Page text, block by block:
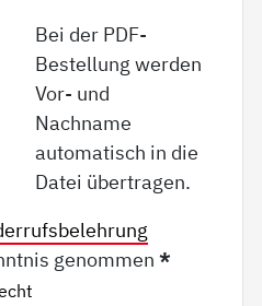
Bei der PDF-
Bestellung werden
Vor- und
Nachname
automatisch in die
Datei übertragen.
genommen*